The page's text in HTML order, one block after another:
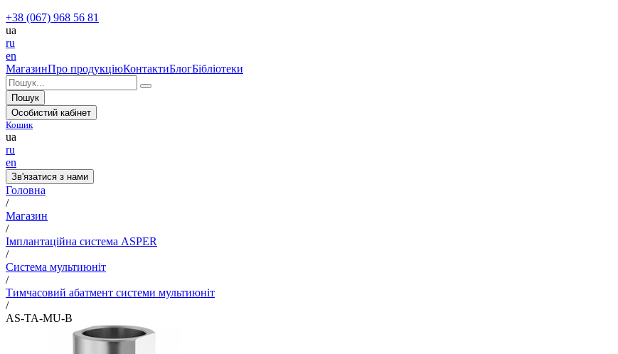
+38 (067) 968 56 81
ua
ru
en
МагазинПро продукціюКонтактиБлогБібліотеки
Пошук
Особистий кабінет
Кошик
ua
ru
en
Зв'язатися з нами
Головна
/
Магазин
/
Імплантаційна система ASPER
/
Система мультиюніт
/
Тимчасовий абатмент системи мультиюніт
/
AS-TA-MU-B